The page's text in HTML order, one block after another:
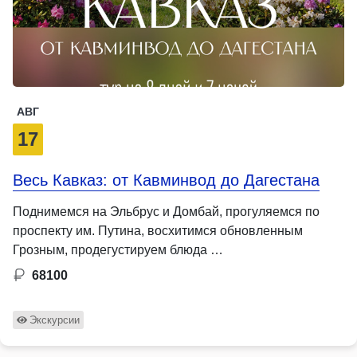
АВГ
17
Весь Кавказ: от Кавминвод до Дагестана
Поднимемся на Эльбрус и Домбай, прогуляемся по
проспекту им. Путина, восхитимся обновленным
Грозным, продегустируем блюда …
68100
Экскурсии